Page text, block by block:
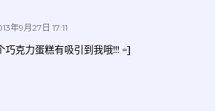
年9月27日 17:11
巧克力蛋糕有吸引到我哦!!! =]